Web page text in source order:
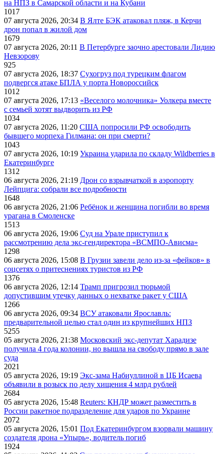
на НПЗ в Самарской области и на Кубани
1017
07 августа 2026, 20:34 В Ялте БЭК атаковал пляж, в Керчи
дрон попал в жилой дом
1679
07 августа 2026, 20:11 В Петербурге заочно арестовали Лидию
Невзорову
925
07 августа 2026, 18:37 Сухогруз под турецким флагом
подвергся атаке БПЛА у порта Новороссийск
1012
07 августа 2026, 17:13 «Веселого молочника» Уолкера вместе
с семьей хотят выдворить из РФ
1034
07 августа 2026, 11:20 США попросили РФ освободить
бывшего морпеха Гилмана: он при смерти?
1043
07 августа 2026, 10:19 Украина ударила по складу Wildberries в
Екатеринбурге
1312
06 августа 2026, 21:19 Дрон со взрывчаткой в аэропорту
Лейпцига: собрали все подробности
1648
06 августа 2026, 21:06 Ребёнок и женщина погибли во время
урагана в Смоленске
1513
06 августа 2026, 19:06 Суд на Урале приступил к
рассмотрению дела экс-гендиректора «ВСМПО-Ависма»
1298
06 августа 2026, 15:08 В Грузии завели дело из-за «фейков» в
соцсетях о притеснениях туристов из РФ
1376
06 августа 2026, 12:14 Трамп пригрозил тюрьмой
допустившим утечку данных о нехватке ракет у США
1266
06 августа 2026, 09:34 ВСУ атаковали Ярославль:
предварительной целью стал один из крупнейших НПЗ
5255
05 августа 2026, 21:38 Московский экс-депутат Харадизе
получила 4 года колонии, но вышла на свободу прямо в зале
суда
2021
05 августа 2026, 19:19 Экс-зама Набиуллиной в ЦБ Исаева
объявили в розыск по делу хищения 4 млрд рублей
2684
05 августа 2026, 15:48 Reuters: КНДР может разместить в
России ракетное подразделение для ударов по Украине
2072
05 августа 2026, 15:01 Под Екатеринбургом взорвали машину
создателя дрона «Упырь», водитель погиб
1924